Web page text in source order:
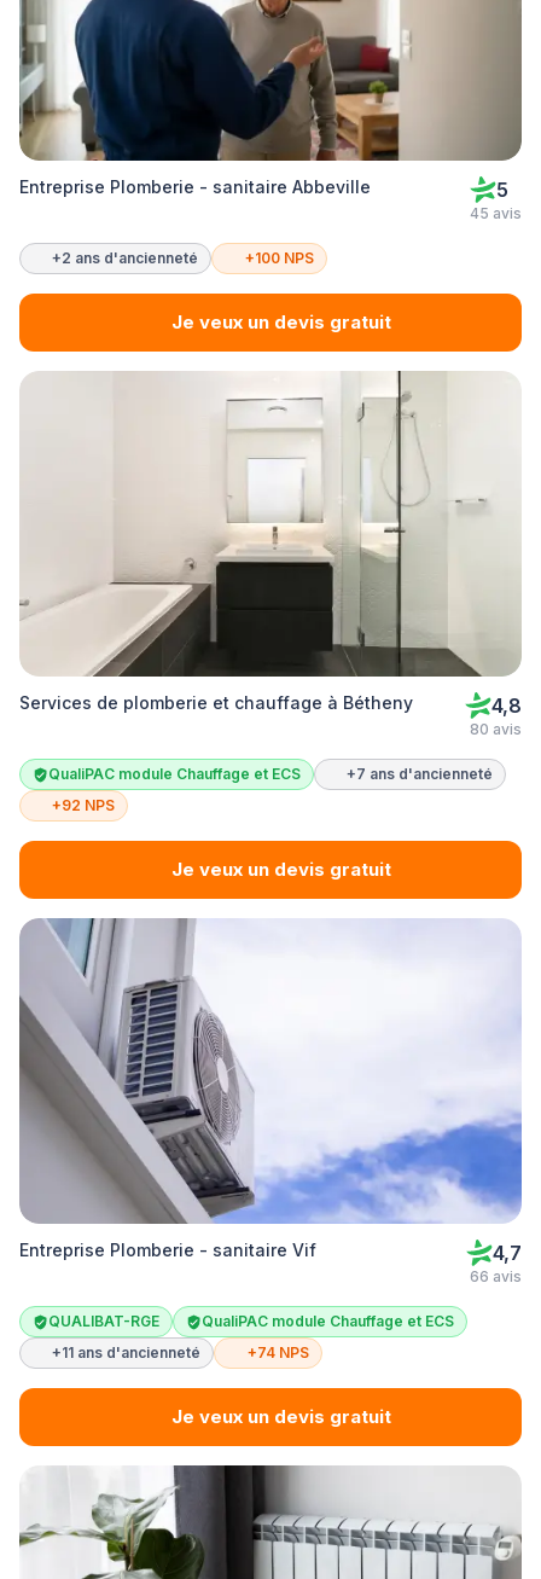
Entreprise Plomberie - sanitaire Abbeville 5
45 avis
+2 ans d'ancienneté +100 NPS
Je veux un devis gratuit
Services de plomberie et chauffage à Bétheny 4,8
80 avis
QualiPAC module Chauffage et ECS
+7 ans d'ancienneté
+92 NPS
Je veux un devis gratuit
Entreprise Plomberie - sanitaire Vif 4,7
66 avis
QUALIBAT-RGE
QualiPAC module Chauffage et ECS
+11 ans d'ancienneté
+74 NPS
Je veux un devis gratuit